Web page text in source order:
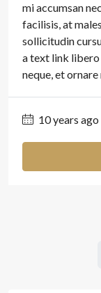
mi accumsan
facilisis, at
sollicitudin
a text link libero
neque, et ornare
10 years ago